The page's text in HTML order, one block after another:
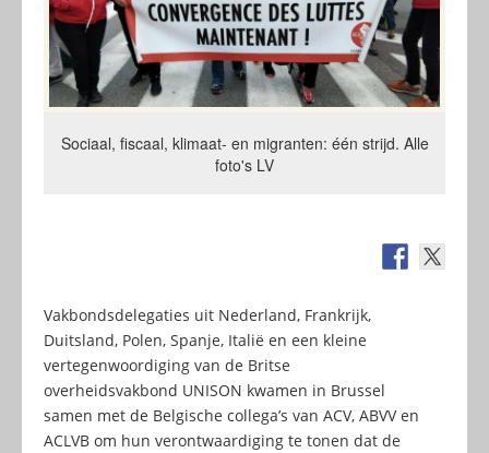
Sociaal, fiscaal, klimaat- en migranten: één strijd. Alle
foto's LV
Vakbondsdelegaties uit Nederland, Frankrijk,
Duitsland, Polen, Spanje, Italië en een kleine
vertegenwoordiging van de Britse
overheidsvakbond UNISON kwamen in Brussel
samen met de Belgische collega’s van ACV, ABVV en
ACLVB om hun verontwaardiging te tonen dat de